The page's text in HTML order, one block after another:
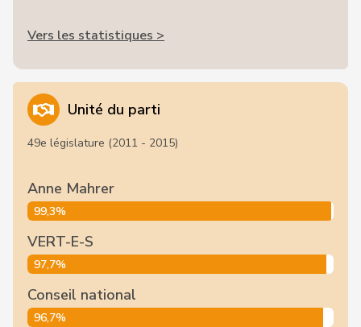
Vers les statistiques >
Unité du parti
49e législature (2011 - 2015)
Anne Mahrer
99,3%
VERT-E-S
97,7%
Conseil national
96,7%